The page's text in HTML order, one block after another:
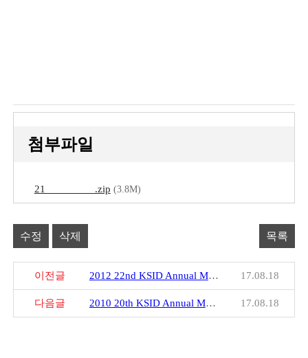
첨부파일
21_________.zip (3.8M)
수정 삭제 목록
이전글 2012 22nd KSID Annual Meeting Program Book 17.08.18
다음글 2010 20th KSID Annual Meeting Program Book 17.08.18